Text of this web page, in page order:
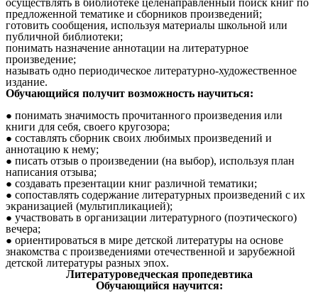
осуществлять в библиотеке целенаправленный поиск книг по
предложенной тематике и сборников произведений;
готовить сообщения, используя материалы школьной или
публичной библиотеки;
понимать назначение аннотации на литературное
произведение;
называть одно периодическое литературно-художественное
издание.
Обучающийся получит возможность научиться:
понимать значимость прочитанного произведения или
книги для себя, своего кругозора;
составлять сборник своих любимых произведений и
аннотацию к нему;
писать отзыв о произведении (на выбор), используя план
написания отзыва;
создавать презентации книг различной тематики;
сопоставлять содержание литературных произведений с их
экранизацией (мультипликацией);
участвовать в организации литературного (поэтического)
вечера;
ориентироваться в мире детской литературы на основе
знакомства с произведениями отечественной и зарубежной
детской литературы разных эпох.
Литературоведческая пропедевтика
Обучающийся научится: